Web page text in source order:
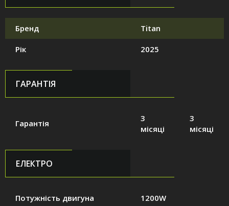
Бренд Titan
Рік 2025
ГАРАНТІЯ
Гарантія
3
місяці
3
місяці
ЕЛЕКТРО
Потужність двигуна 1200W